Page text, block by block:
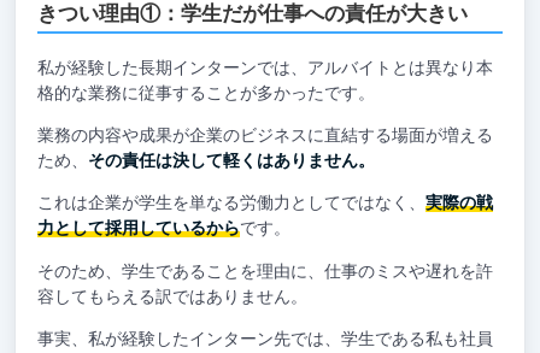
きつい理由①：学生だが仕事への責任が大きい
私が経験した長期インターンでは、アルバイトとは異なり本
格的な業務に従事することが多かったです。
業務の内容や成果が企業のビジネスに直結する場面が増える
ため、 その責任は決して軽くはありません。
これは企業が学生を単なる労働力としてではなく、 実際の戦
力として採用しているからです。
そのため、学生であることを理由に、仕事のミスや遅れを許
容してもらえる訳ではありません。
事実、私が経験したインターン先では、学生である私も社員